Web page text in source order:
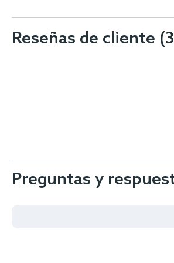
Reseñas de cliente
Preguntas y